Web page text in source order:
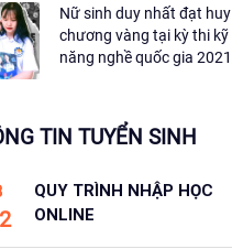
Nữ sinh duy nhất đạt huy
chương vàng tại kỳ thi kỹ
năng nghề quốc gia 2021
TIN TUYỂN SINH
QUY TRÌNH NHẬP HỌC
ONLINE